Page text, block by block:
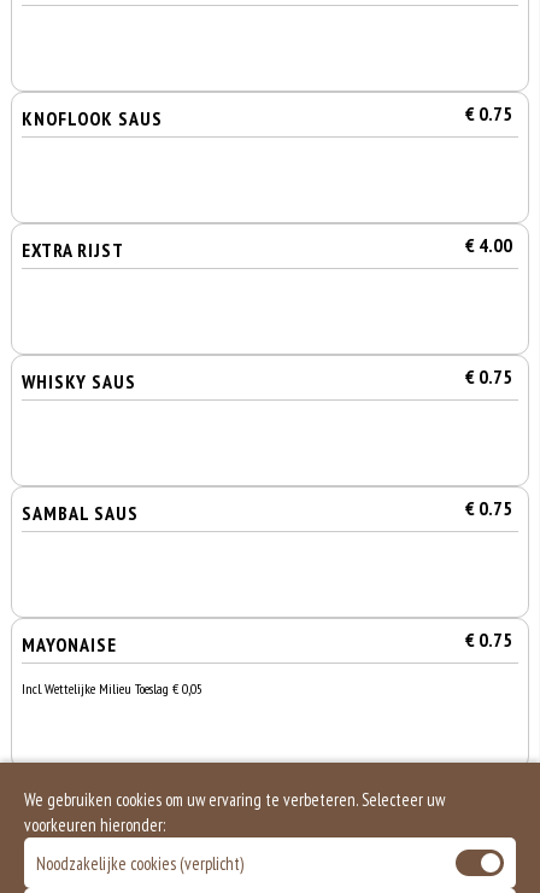
KNOFLOOK SAUS € 0.75
EXTRA RIJST € 4.00
WHISKY SAUS € 0.75
SAMBAL SAUS € 0.75
MAYONAISE € 0.75
Incl. Wettelijke Milieu Toeslag € 0,05
PITTA BROODJE
We gebruiken cookies om uw ervaring te verbeteren. Selecteer uw
voorkeuren hieronder:
Noodzakelijke cookies (verplicht)